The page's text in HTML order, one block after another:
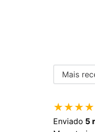
Mais
★★★★
Enviado 5